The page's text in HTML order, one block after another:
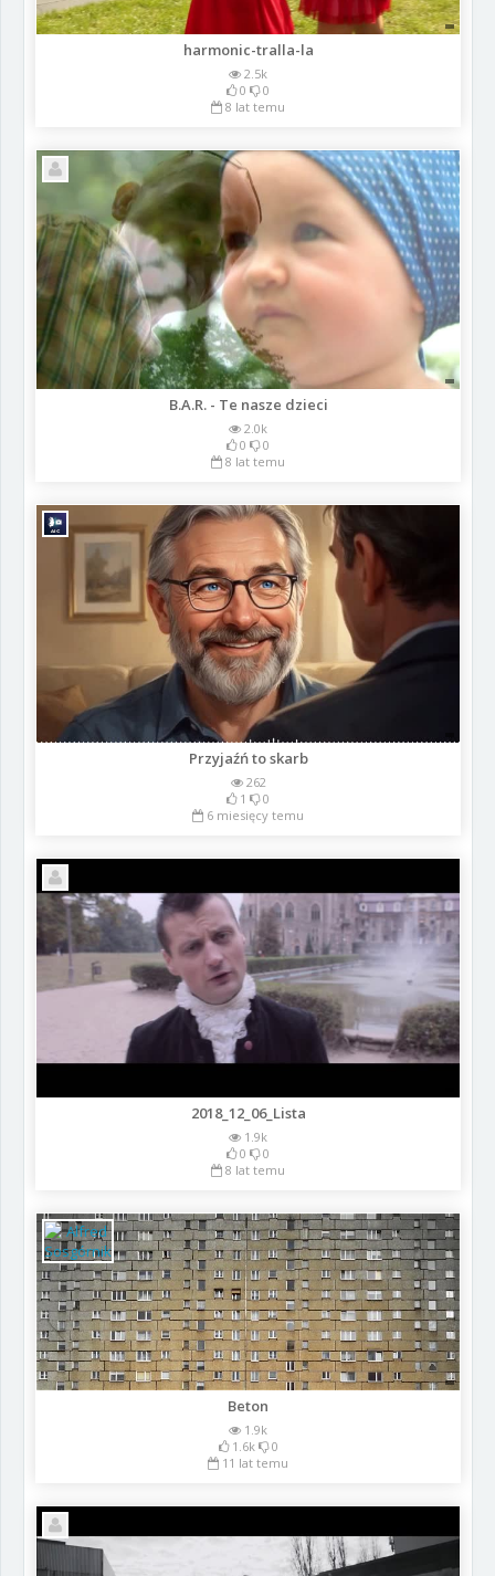
harmonic-tralla-la
2.5k
0
0
8 lat temu
B.A.R. - Te nasze dzieci
2.0k
0
0
8 lat temu
Przyjaźń to skarb
262
1
0
6 miesięcy temu
2018_12_06_Lista
1.9k
0
0
8 lat temu
Beton
1.9k
1.6k
0
11 lat temu